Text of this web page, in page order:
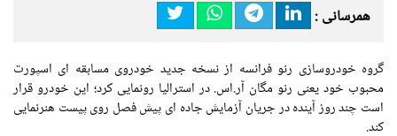
همرسانی :
گروه خودروسازی رنو فرانسه از نسخه جدید خودروی مسابقه ای اسپورت
محبوب خود یعنی رنو مگان آر.اس. در استرالیا رونمایی کرد؛ این خودرو قرار
است چند روز آینده در جریان آزمایش جاده ای پیش فصل روی پیست هنرنمایی
کند.